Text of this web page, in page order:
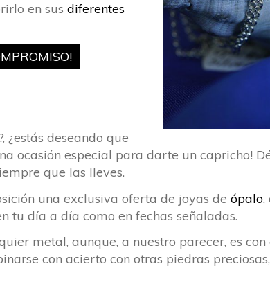
en sus diferentes
¿estás deseando que
ocasión especial para darte un capricho!
que las lleves.
una exclusiva oferta de joyas de ópalo,
tu día a día como en fechas señaladas.
metal, aunque, a nuestro parecer, es
con acierto con otras piedras